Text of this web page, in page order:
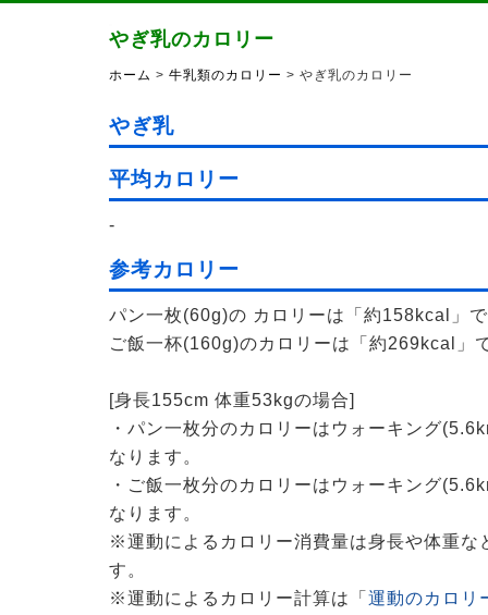
やぎ乳のカロリー
ホーム > 牛乳類のカロリー > やぎ乳のカロリー
やぎ乳
平均カロリー
-
参考カロリー
パン一枚(60g)の カロリーは「約158kcal」
ご飯一杯(160g)のカロリーは「約269kcal」
[身長155cm 体重53kgの場合]
・パン一枚分のカロリーはウォーキング
なります。
・ご飯一枚分のカロリーはウォーキング
なります。
※運動によるカロリー消費量は身長や体重な
す。
※運動によるカロリー計算は「運動のカロリ